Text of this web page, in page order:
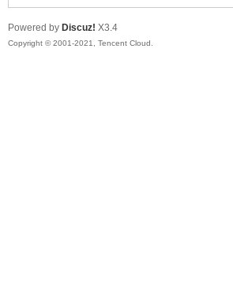
Powered by Discuz! X3.4
Copyright © 2001-2021, Tencent Cloud.